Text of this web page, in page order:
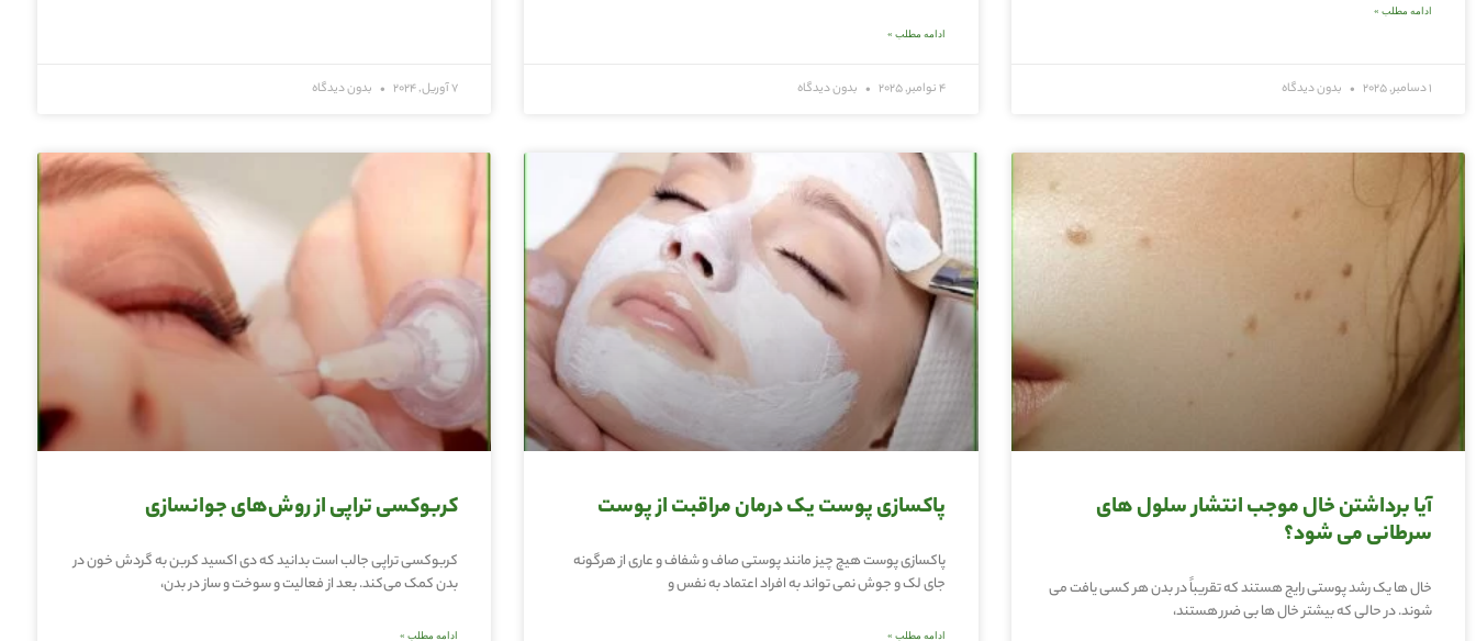
ادامه مطلب »
1 دسامبر, 2025 بدون دیدگاه
ادامه مطلب »
4 نوامبر, 2025 بدون دیدگاه 7 آوریل, 2024 بدون دیدگاه
آیا برداشتن خال موجب انتشار سلول های
سرطانی می شود؟
خال ها یک رشد پوستی رایج هستند که تقریباً در بدن هر کسی یافت می
شوند. در حالی که بیشتر خال ها بی ضرر هستند،
پاکسازی پوست یک درمان مراقبت از پوست
پاکسازی پوست هیچ چیز مانند پوستی صاف و شفاف و عاری از هرگونه
جای لک و جوش نمی تواند به افراد اعتماد به نفس و
ادامه مطلب »
کربوکسی تراپی از روش‌های جوانسازی
کربوکسی تراپی جالب است بدانید که دی اکسید کربن به گردش خون در
بدن کمک می‌کند. بعد از فعالیت و سوخت و ساز در بدن،
ادامه مطلب »